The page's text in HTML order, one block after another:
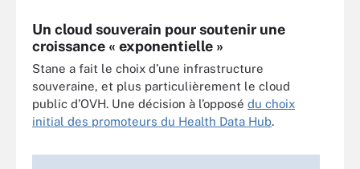
Un cloud souverain pour soutenir une
croissance « exponentielle »
Stane a fait le choix d’une infrastructure
souveraine, et plus particulièrement le cloud
public d’OVH. Une décision à l’opposé du choix
initial des promoteurs du Health Data Hub.